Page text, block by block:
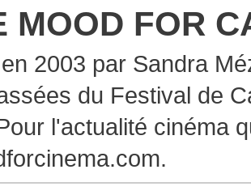
MOOD FOR
2003 par Sandra
du Festival de
l'actualité cinéma